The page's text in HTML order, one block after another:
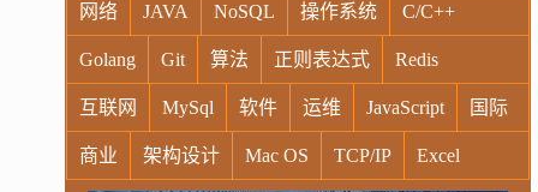
网络 JAVA NoSQL 操作系统 C/C++
Golang Git 算法 正则表达式 Redis
互联网 MySql 软件 运维 JavaScript 国际
商业 架构设计 Mac OS TCP/IP Excel